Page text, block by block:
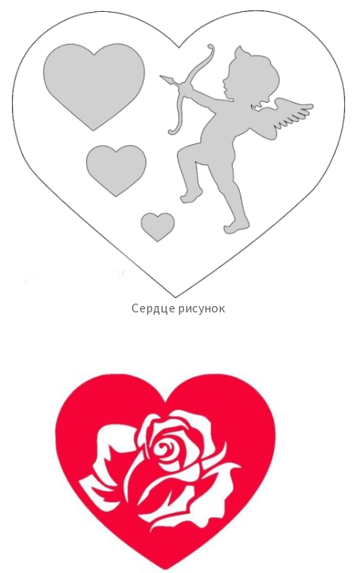
Сердце рисунок